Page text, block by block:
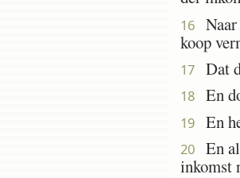
16
koop
17 Dat
18 En
19 En
20
En
inkomst